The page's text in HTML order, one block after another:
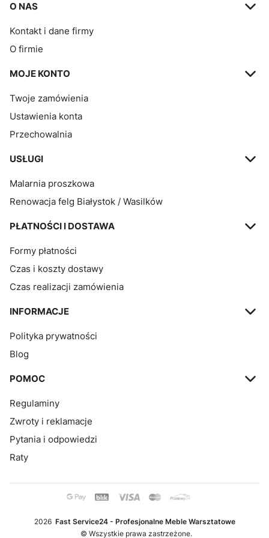
Linki w stopce
O NAS
Kontakt i dane firmy
O firmie
MOJE KONTO
Twoje zamówienia
Ustawienia konta
Przechowalnia
USŁUGI
Malarnia proszkowa
Renowacja felg Białystok / Wasilków
PŁATNOŚCI I DOSTAWA
Formy płatności
Czas i koszty dostawy
Czas realizacji zamówienia
INFORMACJE
Polityka prywatności
Blog
POMOC
Regulaminy
Zwroty i reklamacje
Pytania i odpowiedzi
Raty
2026 Fast Service24 - Profesjonalne Meble Warsztatowe
© Wszystkie prawa zastrzeżone.